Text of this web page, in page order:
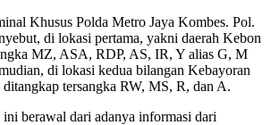
Khusus Polda Metro Jaya Kombes. Pol.
di lokasi pertama, yakni daerah Kebon
MZ, ASA, RDP, AS, IR, Y alias G, M
di lokasi kedua bilangan Kebayoran
ditangkap tersangka RW, MS, R, dan A.
ini berawal dari adanya informasi dari